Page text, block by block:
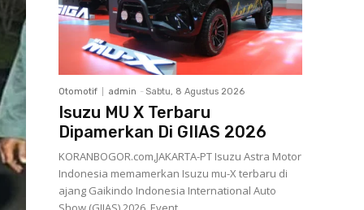
Otomotif admin - Sabtu, 8 Agustus 2026
Isuzu MU X Terbaru
Dipamerkan Di GIIAS 2026
KORANBOGOR.com,JAKARTA-PT Isuzu Astra Motor
Indonesia memamerkan Isuzu mu-X terbaru di
ajang Gaikindo Indonesia International Auto